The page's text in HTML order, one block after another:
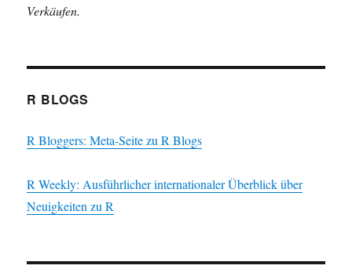
Verkäufen.
R BLOGS
R Bloggers: Meta-Seite zu R Blogs
R Weekly: Ausführlicher internationaler Überblick über
Neuigkeiten zu R